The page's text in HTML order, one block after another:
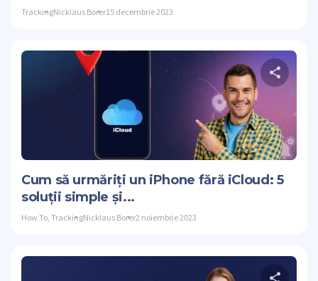
TrackingNicklaus Borer15 decembrie 2023
Stare de
Cum să urmăriți un iPhone fără iCloud: 5
soluții simple și...
How To TrackingNicklaus Borer2 noiembrie 2023